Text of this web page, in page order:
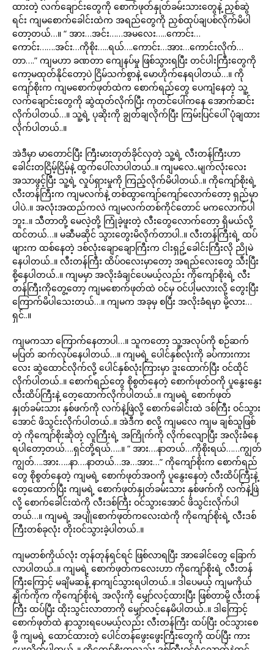
ထားတဲ့ လက်ချောင်းတွေကို စောက်ဖုတ်နှုတ်ခမ်းသားတွေနဲ့ ညှစ်ဆွဲ
ရင်း ကျမစောက်ခေါင်းထဲက အရည်တွေကို ညှစ်ထုပ်ချပစ်လိုက်မိပါ
တော့တယ်…။ “ အား…အင်း……အမလေး…..ကောင်း…
ကောင်း…….အင်း…ကိုစိုး…..ရယ်….ကောင်း…အား…ကောင်းလိုက်…
တာ….” ကျမဟာ ခဏတာ ကျေနပ်မှု ဖြစ်သွားရပြီး တင်ပါးကြီးတွေကို
ကော့မထုတ်နိုင်တော့ပဲ ငြိမ်သက်စွာနဲ့ မောဟိုက်နေရပါတယ်…။ ကို
ကျော်စိုးက ကျမစောက်ဖုတ်ထဲက စောက်ရည်တွေ ပေကျံနေတဲ့ သူ့
လက်ချောင်းတွေကို ဆွဲထုတ်လိုက်ပြီး ကုတင်ပေါ်ကနေ အောက်ဆင်း
လိုက်ပါတယ်…။ သူ့ရဲ့ ပုဆိုးကို ချွတ်ချလိုက်ပြီး ကြမ်းပြင်ပေါ် ပုံချထား
လိုက်ပါတယ်..။
အဲဒီမှာ မာတောင်ပြီး ကြီးမားတုတ်ခိုင်လှတဲ့ သူ့ရဲ့ လီးတန်ကြီးဟာ
ခေါင်းတငြိမ့်ငြိမ့်နဲ့ ထွက်ပေါ်လာပါတယ်..။ ကျမလေ..မျက်လုံးလေး
အသာဖွင့်ပြီး သူ့ရဲ့ လှုပ်ရှားမှုကို ကြည့်လိုက်မိပါတယ်..။ ကိုကျော်စိုးရဲ့
လီးတန်ကြီးက ကျမလက်နဲ့ တစ်ထွာကျော်ကျော်လောက်တော့ ရှည်မှာ
ပါပဲ..။ အလုံးအထည်ကလဲ ကျမလက်တစ်ကိုင်တောင် မကလောက်ပါ
ဘူး..။ သီတာတို့ မေလဲ့တို့ ကြုံခဲ့ဖူးတဲ့ လီးတွေလောက်တော့ ရှိမယ်လို့
ထင်တယ်…။ မဆီမဆိုင် သွားတွေးမိလိုက်တာပါ..။ လီးတန်ကြီးရဲ့ ထပ်
ဖျားက ထစ်နေတဲ့ ဒစ်လုံးချောချောကြီးက ငါးရှဥ့်ခေါင်းကြီးလို ညိုမဲ
နေပါတယ်..။ လီးတန်ကြီး ထိပ်ဝလေးမှာတော့ အရည်လေးတွေ သီးပြီး
စို့နေပါတယ်..။ ကျမမှာ အလိုးခံချင်ပေမယ့်လည်း ကိုကျော်စိုးရဲ့ လီး
တန်ကြီးကိုတွေ့တော့ ကျမစောက်ဖုတ်ထဲ ဝင်မှ ဝင်ပါ့မလားလို့ တွေးပြီး
ကြောက်မိပါသေးတယ်…။ ကျမက အခုမှ စပြီး အလိုးခံရမှာ မို့လား…
ရှင်..။
ကျမကသာ ကြောက်နေတာပါ…။ သူကတော့ သူ့အလုပ်ကို စဉ်ဆက်
မပြတ် ဆက်လုပ်နေပါတယ်…။ ကျမရဲ့ ပေါင်နှစ်လုံးကို ခပ်ကားကား
လေး ဆွဲထောင်လိုက်လို့ ပေါင်နှစ်လုံးကြားမှာ ဒူးထောက်ပြီး ဝင်ထိုင်
လိုက်ပါတယ်..။ စောက်ရည်တွေ စိုစွတ်နေတဲ့ စောက်ဖုတ်ဝကို ပူနွေးနွေး
လီးထိပ်ကြီးနဲ့ တေ့ထောက်လိုက်ပါတယ်..။ ကျမရဲ့ စောက်ဖုတ်
နှုတ်ခမ်းသား နှစ်ဖက်ကို လက်နဲ့ဖြဲလို့ စောက်ခေါင်းထဲ ဒစ်ကြီး ဝင်သွား
အောင် ဖိသွင်းလိုက်ပါတယ်..။ အဲဒီက စလို့ ကျမလေ ကျမ ချစ်သူဖြစ်
တဲ့ ကိုကျော်စိုးဆိုတဲ့ လူကြီးရဲ့ အကြိုက်ကို လိုက်လျောပြီး အလိုးခံနေ
ရပါတော့တယ်….ရှင်တို့ရယ်…..။ “ အား….နာတယ်…ကိုစိုးရယ်……ကျွတ်
ကျွတ်….အား…..နာ….နာတယ်…အ…အား…” ကိုကျော်စိုးက စောက်ရည်
တွေ စိုစွတ်နေတဲ့ ကျမရဲ့ စောက်ဖုတ်အဝကို ပူနွေးနေတဲ့ လီးထိပ်ကြီးနဲ့
တေ့ထောက်ပြီး ကျမရဲ့ စောက်ဖုတ်နှုတ်ခမ်းသား နှစ်ဖက်ကို လက်နဲ့ဖြဲ
လို့ စောက်ခေါင်းထဲကို လီးဒစ်ကြီး ဝင်သွားအောင် ဖိသွင်းလိုက်ပါ
တယ်…။ ကျမရဲ့ အပျိုစောက်ဖုတ်ကလေးထဲကို ကိုကျော်စိုးရဲ့ လီးဒစ်
ကြီးတစ်ခုလုံး တိုးဝင်သွားခဲ့ပါတယ်..။
ကျမတစ်ကိုယ်လုံး တုန်တုန်ရင်ရင် ဖြစ်လာရပြီး အာခေါင်တွေ ခြောက်
လာပါတယ်..။ ကျမရဲ့ စောက်ဖုတ်ကလေးဟာ ကိုကျော်စိုးရဲ့ လီးတန်
ကြီးကြောင့် မချိမဆန့် နာကျင်သွားရပါတယ်..။ ဒါပေမယ့် ကျမကိုယ်
နှိုက်ကိုက ကိုကျော်စိုးရဲ့ အလိုးကို မျှော်လင့်ထားပြီး ဖြစ်တာမို့ လီးတန်
ကြီး ထပ်ပြီး ထိုးသွင်းလာတာကို မျှော်လင့်နေမိပါတယ်..။ ဒါကြောင့်
စောက်ဖုတ်ထဲ နာသွားရပေမယ့်လည်း လီးတန်ကြီး ထပ်ပြီး ဝင်သွားစေ
ဖို့ ကျမရဲ့ ထောင်ထားတဲ့ ပေါင်တန်ဖွေးဖွေးကြီးတွေကို ထပ်ပြီး ကား